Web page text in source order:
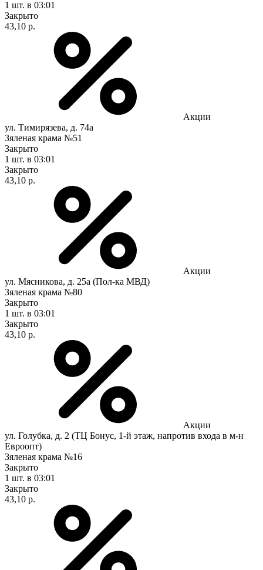
1 шт. в 03:01
Закрыто
43,10 р.
Акции
ул. Тимирязева, д. 74а
Зяленая крама №51
Закрыто
1 шт. в 03:01
Закрыто
43,10 р.
Акции
ул. Мясникова, д. 25а (Пол-ка МВД)
Зяленая крама №80
Закрыто
1 шт. в 03:01
Закрыто
43,10 р.
Акции
ул. Голубка, д. 2 (ТЦ Бонус, 1-й этаж, напротив входа в м-н
Евроопт)
Зяленая крама №16
Закрыто
1 шт. в 03:01
Закрыто
43,10 р.